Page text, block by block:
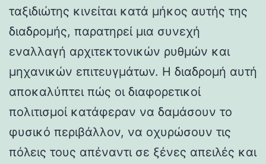
ταξιδιώτης κινείται κατά μήκος αυτής της
διαδρομής, παρατηρεί μια συνεχή
εναλλαγή αρχιτεκτονικών ρυθμών και
μηχανικών επιτευγμάτων. Η διαδρομή αυτή
αποκαλύπτει πώς οι διαφορετικοί
πολιτισμοί κατάφεραν να δαμάσουν το
φυσικό περιβάλλον, να οχυρώσουν τις
πόλεις τους απέναντι σε ξένες απειλές και